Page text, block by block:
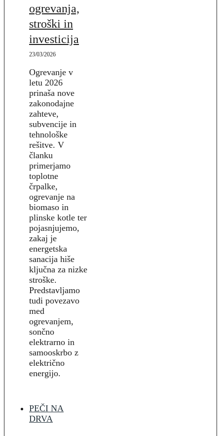
ogrevanja,
stroški in
investicija
23/03/2026
Ogrevanje v
letu 2026
prinaša nove
zakonodajne
zahteve,
subvencije in
tehnološke
rešitve. V
članku
primerjamo
toplotne
črpalke,
ogrevanje na
biomaso in
plinske kotle ter
pojasnjujemo,
zakaj je
energetska
sanacija hiše
ključna za nizke
stroške.
Predstavljamo
tudi povezavo
med
ogrevanjem,
sončno
elektrarno in
samooskrbo z
električno
energijo.
PEČI NA
DRVA